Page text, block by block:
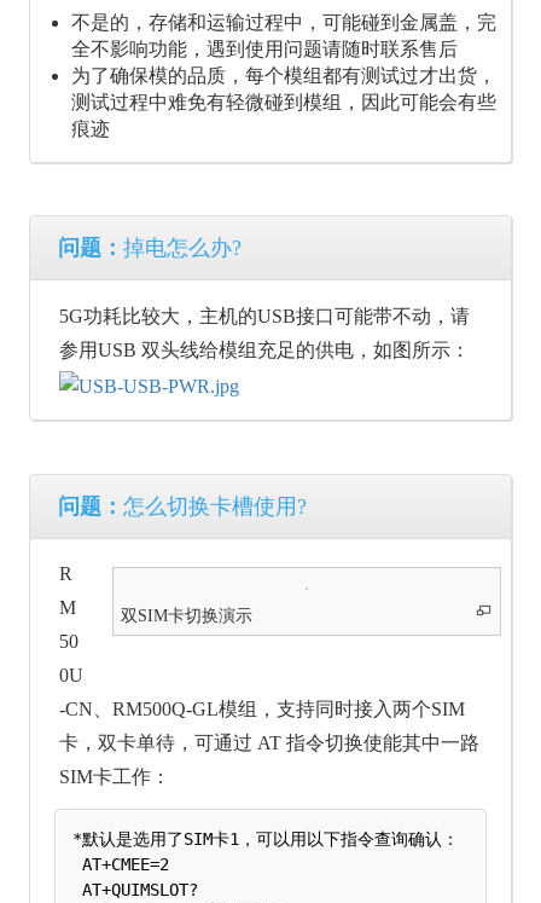
不是的，存储和运输过程中，可能碰到金属盖，完
全不影响功能，遇到使用问题请随时联系售后
为了确保模的品质，每个模组都有测试过才出货，
测试过程中难免有轻微碰到模组，因此可能会有些
痕迹
问题： 掉电怎么办?
5G功耗比较大，主机的USB接口可能带不动，请
参用USB 双头线给模组充足的供电，如图所示：
问题： 怎么切换卡槽使用?
双SIM卡切换演示
R
M
50
0U
-CN、RM500Q-GL模组，支持同时接入两个SIM
卡，双卡单待，可通过 AT 指令切换使能其中一路
SIM卡工作：
*默认是选用了SIM卡1，可以用以下指令查询确认：